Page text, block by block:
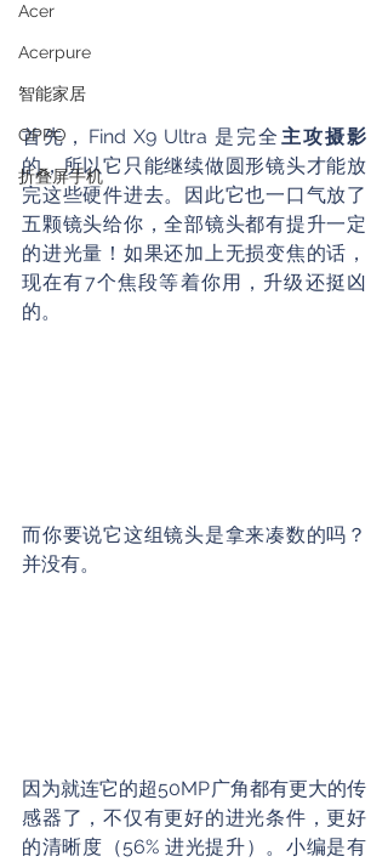
Acer
Acerpure
智能家居
OPPO
折叠屏手机
首先，Find X9 Ultra 是完全 主攻摄影
的，所以它只能继续做圆形镜头才能放
完这些硬件进去。因此它也一口气放了
五颗镜头给你，全部镜头都有提升一定
的进光量！如果还加上无损变焦的话，
现在有7个焦段等着你用，升级还挺凶
的。
而你要说它这组镜头是拿来凑数的吗？
并没有。
因为就连它的超50MP广角都有更大的传
感器了，不仅有更好的进光条件，更好
的清晰度（56% 进光提升）。小编是有